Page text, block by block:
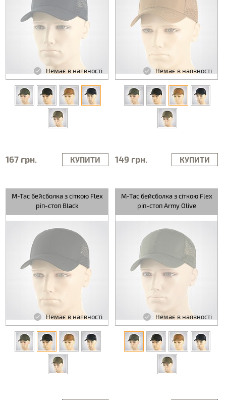
Немає в наявності
167 грн. КУПИТИ
Немає в наявності
149 грн. КУПИТИ
M-Tac бейсболка з сіткою Flex
ріп-стоп Black
Немає в наявності
M-Tac бейсболка з сіткою Flex
ріп-стоп Army Olive
Немає в наявності